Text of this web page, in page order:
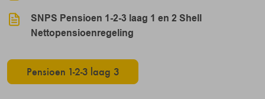
SNPS Pensioen 1-2-3 laag 1 en 2 Shell
Nettopensioenregeling
Pensioen 1-2-3 laag 3